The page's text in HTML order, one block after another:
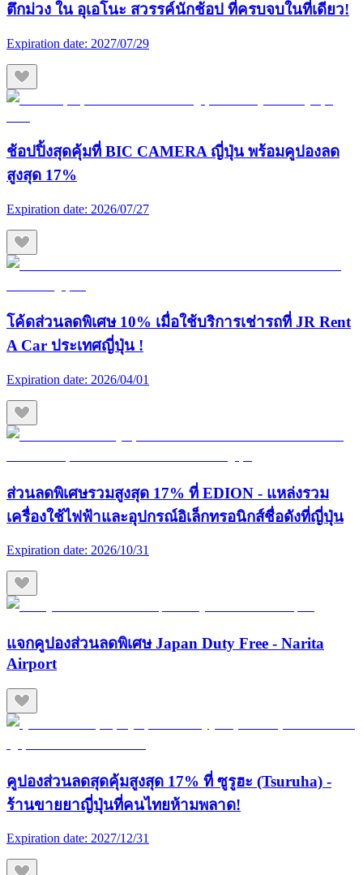
ตึกม่วง ใน อุเอโนะ สวรรค์นักช้อป ที่ครบจบในที่เดียว!
Expiration date: 2027/07/29
ช้อปปิ้งสุดคุ้มที่ BIC CAMERA ญี่ปุ่น พร้อมคูปองลด
สูงสุด 17%
Expiration date: 2026/07/27
โค้ดส่วนลดพิเศษ 10% เมื่อใช้บริการเช่ารถที่ JR Rent
A Car ประเทศญี่ปุ่น !
Expiration date: 2026/04/01
ส่วนลดพิเศษรวมสูงสุด 17% ที่ EDION - แหล่งรวม
เครื่องใช้ไฟฟ้าและอุปกรณ์อิเล็กทรอนิกส์ชื่อดังที่ญี่ปุ่น
Expiration date: 2026/10/31
แจกคูปองส่วนลดพิเศษ Japan Duty Free - Narita
Airport
คูปองส่วนลดสุดคุ้มสูงสุด 17% ที่ ซูรูฮะ (Tsuruha) -
ร้านขายยาญี่ปุ่นที่คนไทยห้ามพลาด!
Expiration date: 2027/12/31